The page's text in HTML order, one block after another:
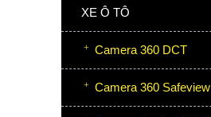
XE Ô TÔ
Camera 360 DCT
Camera 360 Safeview